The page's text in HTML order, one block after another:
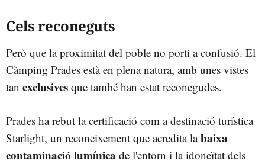
Cels reconeguts
Però que la proximitat del poble no porti a confusió. El
Càmping Prades està en plena natura, amb unes vistes
tan exclusives que també han estat reconegudes.
Prades ha rebut la certificació com a destinació turística
Starlight, un reconeixement que acredita labaixa
contaminació lumínica de l'entorn i la idoneïtat dels